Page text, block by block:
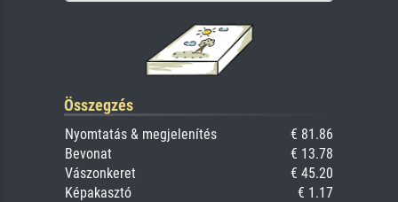
Összegzés
Nyomtatás & megjelenítés
€ 81.86
Bevonat
€ 13.78
Vászonkeret
€ 45.20
Képakasztó
€ 1.17